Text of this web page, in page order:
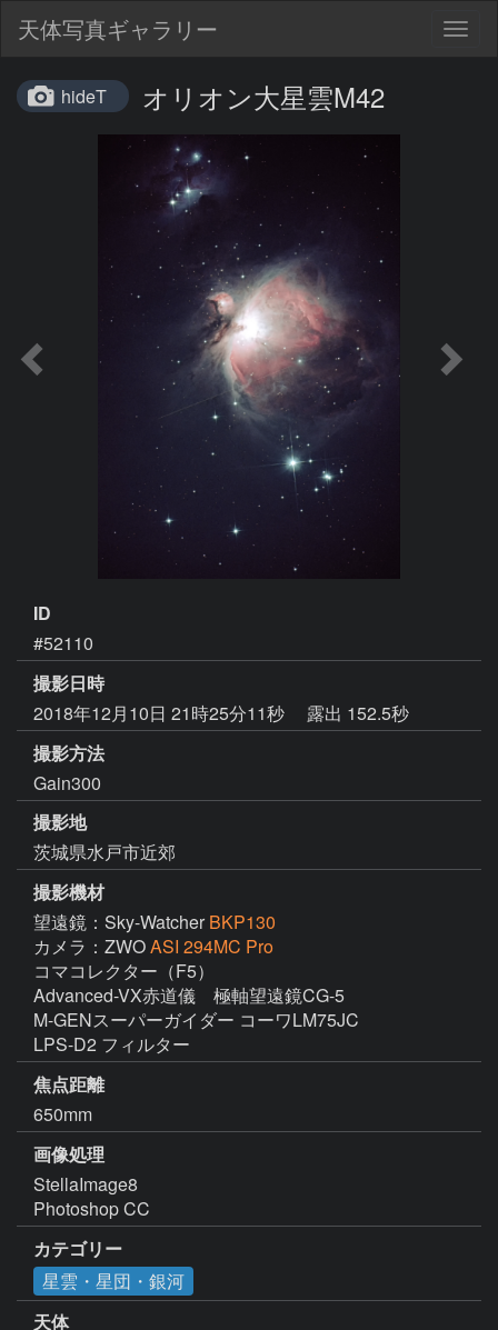
天体写真ギャラリー
hideT オリオン大星雲M42
ID
#52110
撮影日時
2018年12月10日 21時25分11秒
露出 152.5秒
撮影方法
Gain300
撮影地
茨城県水戸市近郊
撮影機材
望遠鏡：Sky-Watcher BKP130
カメラ：ZWOASI 294MC Pro
コマコレクター（F5）
Advanced-VX赤道儀　極軸望遠鏡CG-5
M-GENスーパーガイダー コーワLM75JC
LPS-D2 フィルター
焦点距離
650mm
画像処理
StellaImage8
Photoshop CC
カテゴリー
星雲・星団・銀河
天体